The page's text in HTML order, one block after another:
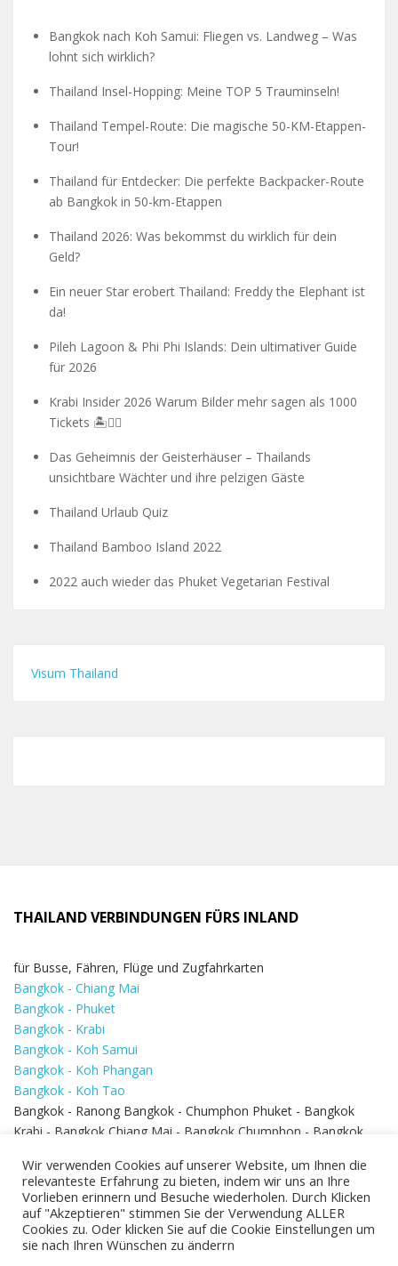
Bangkok nach Koh Samui: Fliegen vs. Landweg – Was
lohnt sich wirklich?
Thailand Insel-Hopping: Meine TOP 5 Trauminseln!
Thailand Tempel-Route: Die magische 50-KM-Etappen-
Tour!
Thailand für Entdecker: Die perfekte Backpacker-Route
ab Bangkok in 50-km-Etappen
Thailand 2026: Was bekommst du wirklich für dein
Geld?
Ein neuer Star erobert Thailand: Freddy the Elephant ist
da!
Pileh Lagoon & Phi Phi Islands: Dein ultimativer Guide
für 2026
Krabi Insider 2026 Warum Bilder mehr sagen als 1000
Tickets 🏝️🧗‍♂️
Das Geheimnis der Geisterhäuser – Thailands
unsichtbare Wächter und ihre pelzigen Gäste
Thailand Urlaub Quiz
Thailand Bamboo Island 2022
2022 auch wieder das Phuket Vegetarian Festival
Visum Thailand
THAILAND VERBINDUNGEN FÜRS INLAND
für Busse, Fähren, Flüge und Zugfahrkarten
Bangkok - Chiang Mai
Bangkok - Phuket
Bangkok - Krabi
Bangkok - Koh Samui
Bangkok - Koh Phangan
Bangkok - Koh Tao
Bangkok - Ranong Bangkok - Chumphon Phuket - Bangkok
Krabi - Bangkok Chiang Mai - Bangkok Chumphon - Bangkok
Bangkok - Hua Hin
Wir verwenden Cookies auf unserer Website, um Ihnen die
relevanteste Erfahrung zu bieten, indem wir uns an Ihre
Vorlieben erinnern und Besuche wiederholen. Durch Klicken
auf "Akzeptieren" stimmen Sie der Verwendung ALLER
Cookies zu. Oder klicken Sie auf die Cookie Einstellungen um
sie nach Ihren Wünschen zu änderrn